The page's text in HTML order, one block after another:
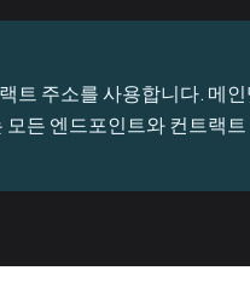
트 주소를 사용합니다. 메
든 엔드포인트와 컨트랙